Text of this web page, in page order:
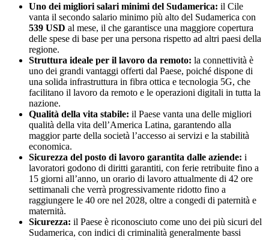
Uno dei migliori salari minimi del Sudamerica: il Cile
vanta il secondo salario minimo più alto del Sudamerica con
539 USD al mese, il che garantisce una maggiore copertura
delle spese di base per una persona rispetto ad altri paesi della
regione.
Struttura ideale per il lavoro da remoto: la connettività è
uno dei grandi vantaggi offerti dal Paese, poiché dispone di
una solida infrastruttura in fibra ottica e tecnologia 5G, che
facilitano il lavoro da remoto e le operazioni digitali in tutta la
nazione.
Qualità della vita stabile: il Paese vanta una delle migliori
qualità della vita dell’America Latina, garantendo alla
maggior parte della società l’accesso ai servizi e la stabilità
economica.
Sicurezza del posto di lavoro garantita dalle aziende: i
lavoratori godono di diritti garantiti, con ferie retribuite fino a
15 giorni all’anno, un orario di lavoro attualmente di 42 ore
settimanali che verrà progressivamente ridotto fino a
raggiungere le 40 ore nel 2028, oltre a congedi di paternità e
maternità.
Sicurezza: il Paese è riconosciuto come uno dei più sicuri del
Sudamerica, con indici di criminalità generalmente bassi